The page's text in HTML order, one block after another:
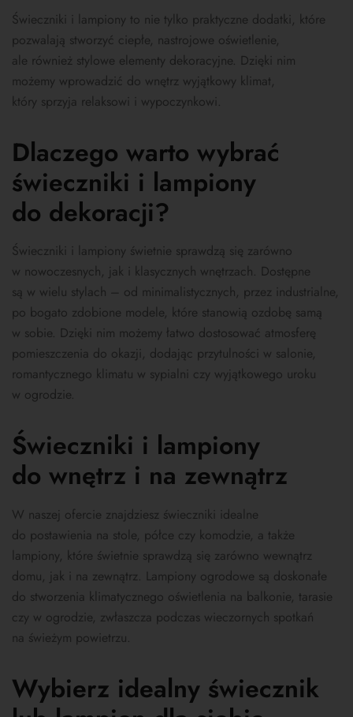
Świeczniki i lampiony to nie tylko praktyczne dodatki, które
pozwalają stworzyć ciepłe, nastrojowe oświetlenie,
ale również stylowe elementy dekoracyjne. Dzięki nim
możemy wprowadzić do wnętrz wyjątkowy klimat,
który sprzyja relaksowi i wypoczynkowi.
Dlaczego warto wybrać
świeczniki i lampiony
do dekoracji?
Świeczniki i lampiony świetnie sprawdzą się zarówno
w nowoczesnych, jak i klasycznych wnętrzach. Dostępne
są w wielu stylach – od minimalistycznych, przez industrialne,
po bogato zdobione modele, które stanowią ozdobę samą
w sobie. Dzięki nim możemy łatwo dostosować atmosferę
pomieszczenia do okazji, dodając przytulności w salonie,
romantycznego klimatu w sypialni czy wyjątkowego uroku
w ogrodzie.
Świeczniki i lampiony
do wnętrz i na zewnątrz
W naszej ofercie znajdziesz świeczniki idealne
do postawienia na stole, półce czy komodzie, a także
lampiony, które świetnie sprawdzą się zarówno wewnątrz
domu, jak i na zewnątrz. Lampiony ogrodowe są doskonałe
do stworzenia klimatycznego oświetlenia na balkonie, tarasie
czy w ogrodzie, zwłaszcza podczas wieczornych spotkań
na świeżym powietrzu.
Wybierz idealny świecznik